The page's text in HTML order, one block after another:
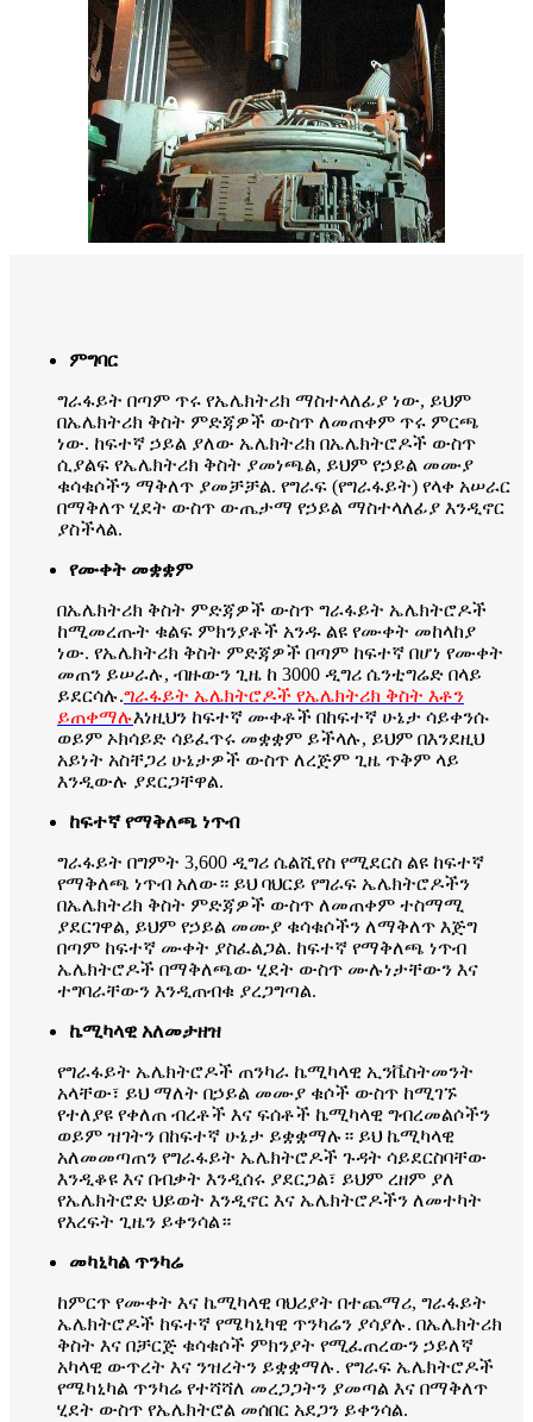
ምግባር
ግራፋይት በጣም ጥሩ የኤሌክትሪክ ማስተላለፊያ ነው, ይህም
በኤሌክትሪክ ቅስት ምድጃዎች ውስጥ ለመጠቀም ጥሩ ምርጫ
ነው. ከፍተኛ ኃይል ያለው ኤሌክትሪክ በኤሌክትሮዶች ውስጥ
ሲያልፍ የኤሌክትሪክ ቅስት ያመነጫል, ይህም የኃይል መሙያ
ቁሳቁሶችን ማቅለጥ ያመቻቻል. የግራፍ (የግራፋይት) የላቀ አሠራር
በማቅለጥ ሂደት ውስጥ ውጤታማ የኃይል ማስተላለፊያ እንዲኖር
ያስችላል.
የሙቀት መቋቋም
በኤሌክትሪክ ቅስት ምድጃዎች ውስጥ ግራፋይት ኤሌክትሮዶች
ከሚመረጡት ቁልፍ ምክንያቶች አንዱ ልዩ የሙቀት መከላከያ
ነው. የኤሌክትሪክ ቅስት ምድጃዎች በጣም ከፍተኛ በሆነ የሙቀት
መጠን ይሠራሉ, ብዙውን ጊዜ ከ 3000 ዲግሪ ሴንቲግሬድ በላይ
ይደርሳሉ.ግራፋይት ኤሌክትሮዶች የኤሌክትሪክ ቅስት እቶን
ይጠቀማሉእነዚህን ከፍተኛ ሙቀቶች በከፍተኛ ሁኔታ ሳይቀንሱ
ወይም ኦክሳይድ ሳይፈጥሩ መቋቋም ይችላሉ, ይህም በእንደዚህ
አይነት አስቸጋሪ ሁኔታዎች ውስጥ ለረጅም ጊዜ ጥቅም ላይ
እንዲውሉ ያደርጋቸዋል.
ከፍተኛ የማቅለጫ ነጥብ
ግራፋይት በግምት 3,600 ዲግሪ ሴልሺየስ የሚደርስ ልዩ ከፍተኛ
የማቅለጫ ነጥብ አለው። ይህ ባህርይ የግራፍ ኤሌክትሮዶችን
በኤሌክትሪክ ቅስት ምድጃዎች ውስጥ ለመጠቀም ተስማሚ
ያደርገዋል, ይህም የኃይል መሙያ ቁሳቁሶችን ለማቅለጥ እጅግ
በጣም ከፍተኛ ሙቀት ያስፈልጋል. ከፍተኛ የማቅለጫ ነጥብ
ኤሌክትሮዶች በማቅለጫው ሂደት ውስጥ ሙሉነታቸውን እና
ተግባራቸውን እንዲጠብቁ ያረጋግጣል.
ኬሚካላዊ አለመታዘዝ
የግራፋይት ኤሌክትሮዶች ጠንካራ ኬሚካላዊ ኢንቬስትመንት
አላቸው፣ ይህ ማለት በኃይል መሙያ ቁሶች ውስጥ ከሚገኙ
የተለያዩ የቀለጠ ብረቶች እና ፍሰቶች ኬሚካላዊ ግብረመልሶችን
ወይም ዝገትን በከፍተኛ ሁኔታ ይቋቋማሉ። ይህ ኬሚካላዊ
አለመመጣጠን የግራፋይት ኤሌክትሮዶች ጉዳት ሳይደርስባቸው
እንዲቆዩ እና በብቃት እንዲሰሩ ያደርጋል፣ ይህም ረዘም ያለ
የኤሌክትሮድ ህይወት እንዲኖር እና ኤሌክትሮዶችን ለመተካት
የእረፍት ጊዜን ይቀንሳል።
መካኒካል ጥንካሬ
ከምርጥ የሙቀት እና ኬሚካላዊ ባህሪያት በተጨማሪ, ግራፋይት
ኤሌክትሮዶች ከፍተኛ የሜካኒካዊ ጥንካሬን ያሳያሉ. በኤሌክትሪክ
ቅስት እና በቻርጅ ቁሳቁሶች ምክንያት የሚፈጠረውን ኃይለኛ
አካላዊ ውጥረት እና ንዝረትን ይቋቋማሉ. የግራፍ ኤሌክትሮዶች
የሜካኒካል ጥንካሬ የተሻሻለ መረጋጋትን ያመጣል እና በማቅለጥ
ሂደት ውስጥ የኤሌክትሮል መሰበር አደጋን ይቀንሳል.